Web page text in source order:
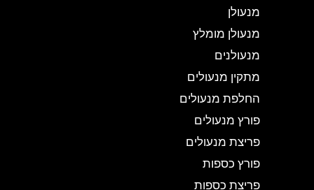
מנעולן
מנעולן מומלץ
מנעולנים
מתקין מנעולים
החלפת מנעולים
פורץ מנעולים
פריצת מנעולים
פורץ כספות
פריצת כספות